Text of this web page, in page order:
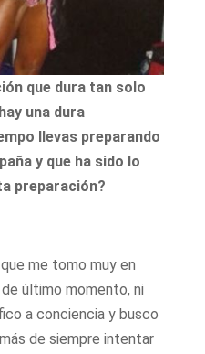
que dura tan solo
una dura
llevas preparando
y que ha sido lo
preparación?
me tomo muy en
último momento, ni
a conciencia y busco
de siempre intentar